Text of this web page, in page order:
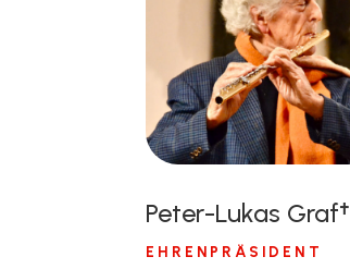
Peter-Lukas Graf†
EHRENPRÄSIDENT